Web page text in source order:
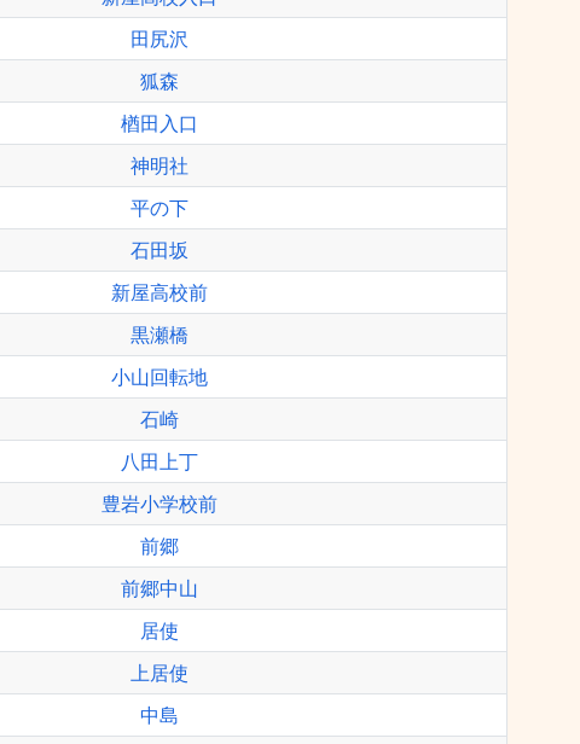
田尻沢
狐森
楢田入口
神明社
平の下
石田坂
新屋高校前
黒瀬橋
小山回転地
石崎
八田上丁
豊岩小学校前
前郷
前郷中山
居使
上居使
中島